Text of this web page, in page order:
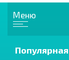
€
Меню